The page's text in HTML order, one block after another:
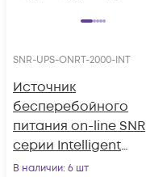
SNR-UPS-ONRT-2000-INT
Источник
бесперебойного
питания on-line SNR
серии Intelligent
2000 VA, 72VDC
В наличии: 6 шт